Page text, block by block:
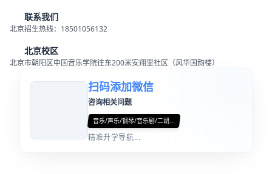
联系我们
北京招生热线：18501056132
北京校区
北京市朝阳区中国音乐学院往东200米安翔里社区（风华国韵楼）
扫码添加微信
咨询相关问题
音乐/声乐/钢琴/音乐剧/二胡...
精准升学导航...